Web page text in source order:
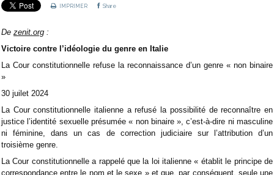
IMPRIMER Share
De zenit.org :
Victoire contre l’idéologie du genre en Italie
La Cour constitutionnelle refuse la reconnaissance d’un genre « non binaire
»
30 juilet 2024
La Cour constitutionnelle italienne a refusé la possibilité de reconnaître en
justice l’identité sexuelle présumée « non binaire », c’est-à-dire ni masculine
ni féminine, dans un cas de correction judiciaire sur l’attribution d’un
troisième genre.
La Cour constitutionnelle a rappelé que la loi italienne « établit le principe de
correspondance entre le nom et le sexe » et que, par conséquent, seule une